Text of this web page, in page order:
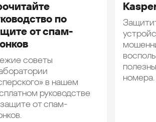
по
от спам-
советы
в нашем
руководстве
от спам-
номера.